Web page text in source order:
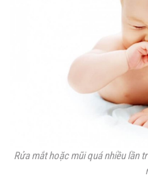
Rửa mắt hoặc mũi quá nhiều lần